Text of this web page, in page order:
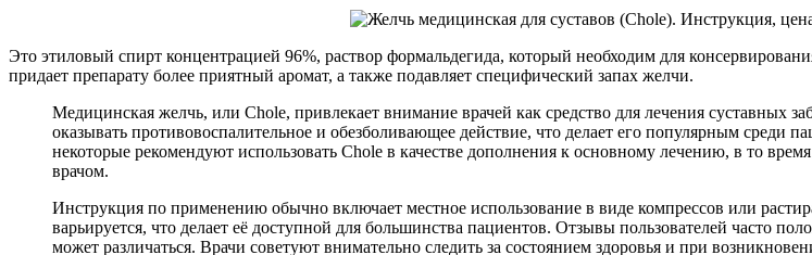
Это этиловый спирт концентрацией 96%, раствор формальдегида, который необходим для
придает препарату более приятный аромат, а также подавляет специфический запах желчи.
Медицинская желчь, или Chole, привлекает внимание врачей как средство для лечения суставных
оказывать противовоспалительное и обезболивающее действие, что делает его популярным среди
некоторые рекомендуют использовать Chole в качестве дополнения к основному лечению, в то
врачом.
Инструкция по применению обычно включает местное использование в виде компрессов или
варьируется, что делает её доступной для большинства пациентов. Отзывы пользователей часто
может различаться. Врачи советуют внимательно следить за состоянием здоровья и при